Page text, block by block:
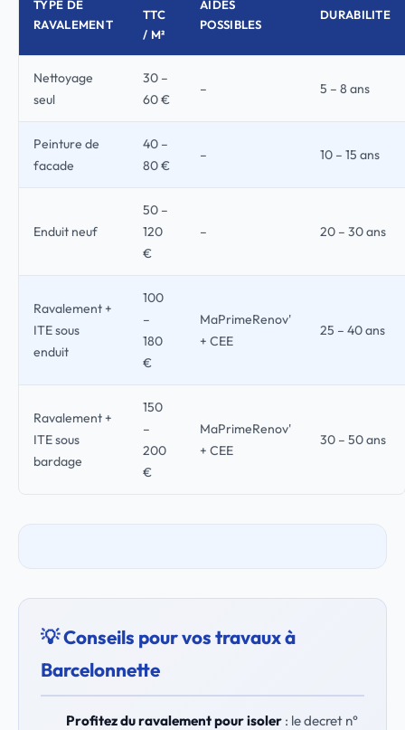
TYPE DE
RAVALEMENT
TTC
/ M²
AIDES
POSSIBLES
DURABILITE
Nettoyage
seul
30 –
60 €
– 5 – 8 ans
Peinture de
facade
40 –
80 €
– 10 – 15 ans
Enduit neuf
50 –
120
€
– 20 – 30 ans
Ravalement +
ITE sous
enduit
100
–
180
€
MaPrimeRenov'
+ CEE
25 – 40 ans
Ravalement +
ITE sous
bardage
150
–
200
€
MaPrimeRenov'
+ CEE
30 – 50 ans
💡 Conseils pour vos travaux à
Barcelonnette
Profitez du ravalement pour isoler: le decret n°